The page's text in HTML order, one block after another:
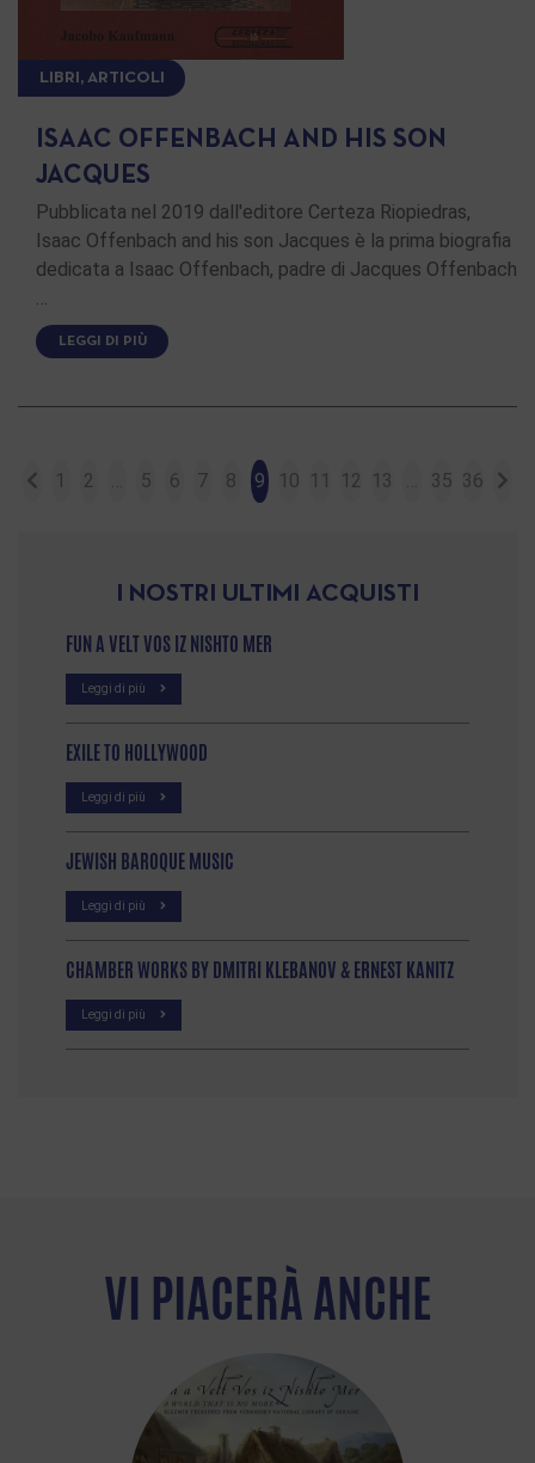
LIBRI, ARTICOLI
ISAAC OFFENBACH AND HIS SON
JACQUES
Pubblicata nel 2019 dall'editore Certeza Riopiedras,
Isaac Offenbach and his son Jacques è la prima biografia
dedicata a Isaac Offenbach, padre di Jacques Offenbach
…
LEGGI DI PIÙ
1 2 5 6 7 8 9 10 11 12 13 35 36
I NOSTRI ULTIMI ACQUISTI
FUN A VELT VOS IZ NISHTO MER
Leggi di più
EXILE TO HOLLYWOOD
Leggi di più
JEWISH BAROQUE MUSIC
Leggi di più
CHAMBER WORKS BY DMITRI KLEBANOV & ERNEST KANITZ
Leggi di più
VI PIACERÀ ANCHE